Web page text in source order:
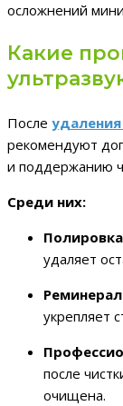
осложнений
Какие
После
рекомендуют
и поддержанию
Среди них:
Полировка
удаляет
укрепляет
после
очищена.